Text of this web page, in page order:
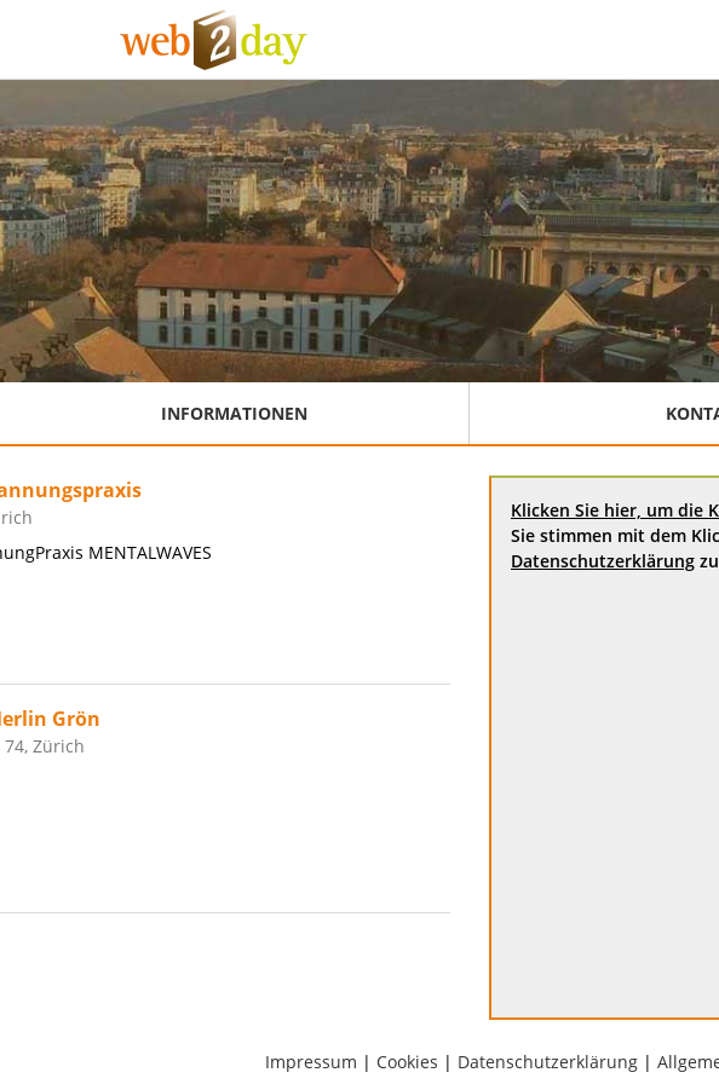
INFORMATIONEN
MENTALWAVES
Grön
Zürich
Klicken Sie hier, um die
Sie stimmen mit dem
Datenschutzerklärung
Impressum | Cookies | Datenschutzerklärung |